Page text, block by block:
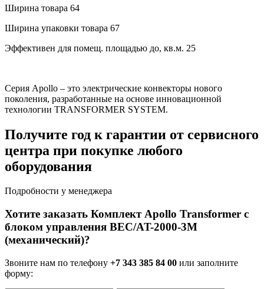
Ширина товара 64
Ширина упаковки товара 67
Эффективен для помещ. площадью до, кв.м. 25
Серия Apollo – это электрические конвекторы нового
поколения, разработанные на основе инновационной
технологии TRANSFORMER SYSTEM.
Получите год к гарантии от сервисного
центра при покупке любого
оборудования
Подробности у менеджера
Хотите заказать Комплект Apollo Transformer с
блоком управления BEC/AT-2000-3M
(механический)?
Звоните нам по телефону +7 343 385 84 00 или заполните
форму: